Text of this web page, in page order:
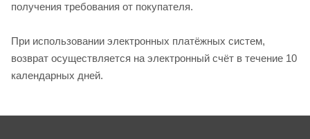
получения требования от покупателя.
При использовании электронных платёжных систем,
возврат осуществляется на электронный счёт в течение 10
календарных дней.